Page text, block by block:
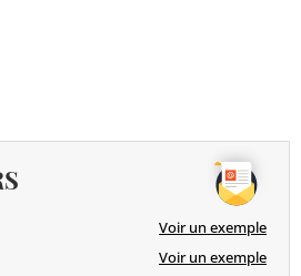
Voir un exemple
Voir un exemple